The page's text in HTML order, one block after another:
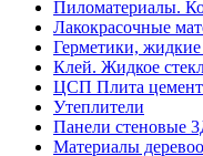
Пиломатериалы.
Лакокрасочные
Герметики,
Клей. Жидкое
ЦСП Плита
Утеплители
Панели
Материалы